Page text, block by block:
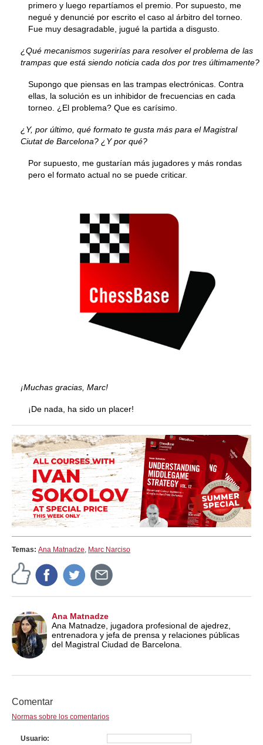
primero y luego repartíamos el premio. Por supuesto, me
negué y denuncié por escrito el caso al árbitro del torneo.
Fue muy desagradable, jugué la partida a disgusto.
¿Qué mecanismos sugerirías para resolver el problema de las
trampas que está siendo noticia cada dos por tres últimamente?
Supongo que piensas en las trampas electrónicas. Contra
ellas, la solución es un inhibidor de frecuencias en cada
torneo. ¿El problema? Que es carísimo.
¿Y, por último, qué formato te gusta más para el Magistral
Ciutat de Barcelona? ¿Y por qué?
Por supuesto, me gustarían más jugadores y más rondas
pero el formato actual no se puede criticar.
¡Muchas gracias, Marc!
¡De nada, ha sido un placer!
Temas: Ana Matnadze, Marc Narciso
Ana Matnadze
Ana Matnadze, jugadora profesional de ajedrez,
entrenadora y jefa de prensa y relaciones públicas
del Magistral Ciudad de Barcelona.
Comentar
Normas sobre los comentarios
Usuario